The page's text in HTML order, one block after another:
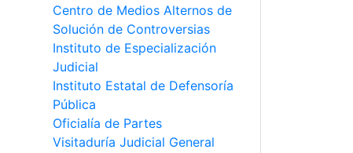
Centro de Medios Alternos de
Solución de Controversias
Instituto de Especialización
Judicial
Instituto Estatal de Defensoría
Pública
Oficialía de Partes
Visitaduría Judicial General